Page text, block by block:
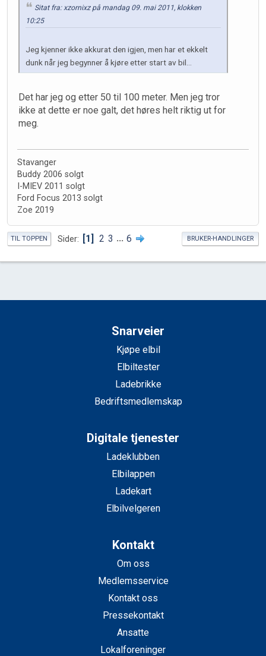
Sitat fra: xzornixz på mandag 09. mai 2011, klokken
10:25
Jeg kjenner ikke akkurat den igjen, men har et ekkelt
dunk når jeg begynner å kjøre etter start av bil...
Det har jeg og etter 50 til 100 meter. Men jeg tror
ikke at dette er noe galt, det høres helt riktig ut for
meg.
Stavanger
Buddy 2006 solgt
I-MIEV 2011 solgt
Ford Focus 2013 solgt
Zoe 2019
TIL TOPPEN Sider 1 2 3 ... 6 BRUKER-HANDLINGER
Snarveier
Kjøpe elbil
Elbiltester
Ladebrikke
Bedriftsmedlemskap
Digitale tjenester
Ladeklubben
Elbilappen
Ladekart
Elbilvelgeren
Kontakt
Om oss
Medlemsservice
Kontakt oss
Pressekontakt
Ansatte
Lokalforeninger